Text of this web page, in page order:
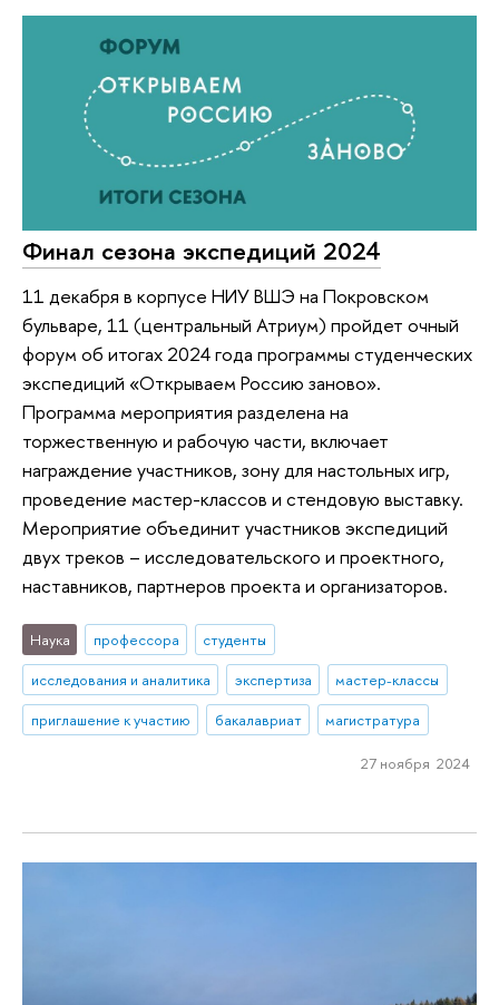
Финал сезона экспедиций 2024
11 декабря в корпусе НИУ ВШЭ на Покровском
бульваре, 11 (центральный Атриум) пройдет очный
форум об итогах 2024 года программы студенческих
экспедиций «Открываем Россию заново».
Программа мероприятия разделена на
торжественную и рабочую части, включает
награждение участников, зону для настольных игр,
проведение мастер-классов и стендовую выставку.
Мероприятие объединит участников экспедиций
двух треков – исследовательского и проектного,
наставников, партнеров проекта и организаторов.
Наука профессора
студенты
исследования и аналитика
экспертиза
мастер-классы
приглашение к участию
бакалавриат магистратура
27 ноября 2024